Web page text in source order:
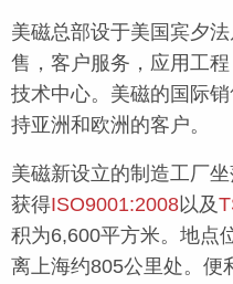
美磁总部设于美国宾夕
售，客户服务，应用工
技术中心。美磁的国际
持亚洲和欧洲的客户。
美磁新设立的制造工厂
获得ISO9001:2008以及
积为6,600平方米。地点
离上海约805公里处。便